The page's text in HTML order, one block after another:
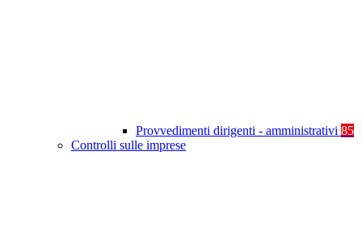
Provvedimenti dirigenti - amministrativi 85
Controlli sulle imprese